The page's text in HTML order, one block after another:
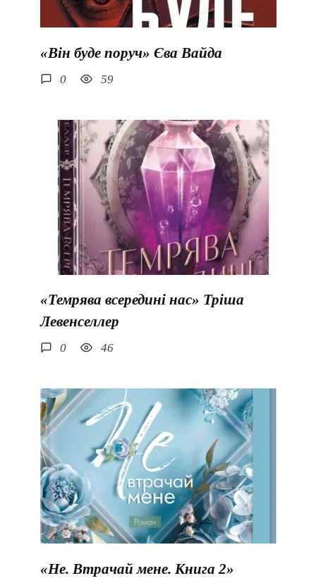
«Він буде поруч» Єва Вайда
0 59
«Темрява всередині нас» Тріша
Левенселлер
0 46
«Не. Втрачай мене. Книга 2»